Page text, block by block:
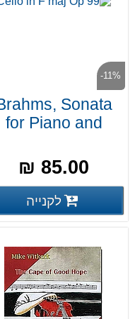
-11%
Sonata
for Piano and
99
85.00 ₪
פרטים נוספים
לקנייה